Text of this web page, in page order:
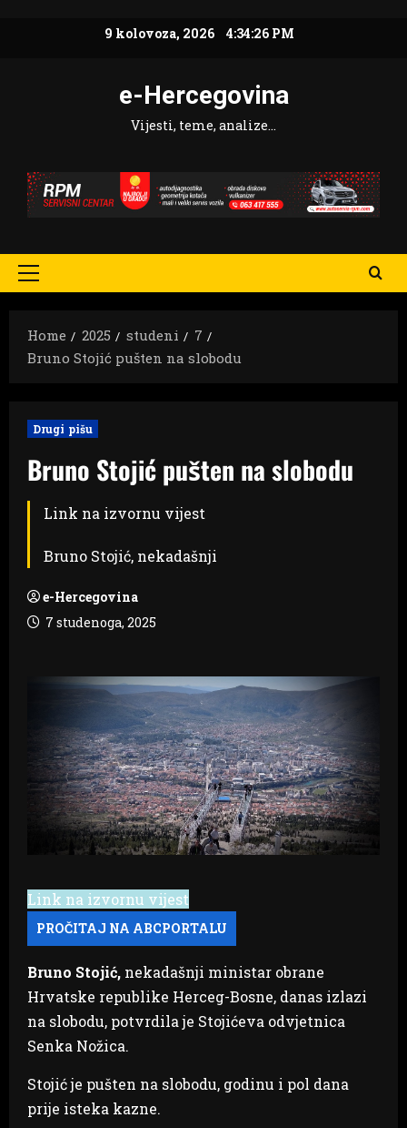
9 kolovoza, 2026 4:34:27 PM
e-Hercegovina
Vijesti, teme, analize…
Primary
Home
2025 studeni
7
Bruno Stojić pušten na slobodu
Drugi pišu
Bruno Stojić pušten na slobodu
Link na izvornu vijest
Bruno Stojić, nekadašnji
e-Hercegovina
7 studenoga, 2025
Link na izvornu vijest
Bruno Stojić, nekadašnji ministar obrane
Hrvatske republike Herceg-Bosne, danas izlazi
na slobodu, potvrdila je Stojićeva odvjetnica
Senka Nožica.
Stojić je pušten na slobodu, godinu i pol dana
prije isteka kazne.